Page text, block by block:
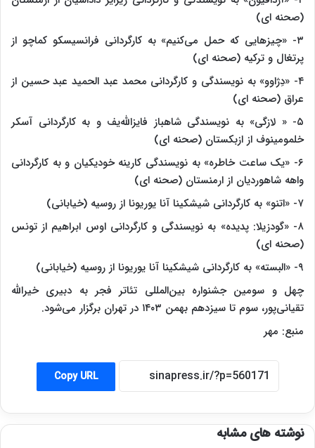
(صحنه ای)
۳- «چیزهایی که حمل می‌کنیم» به کارگردانی فرانسیسکو کماچو از
پرتغال و ترکیه (صحنه ای)
۴- «دِژاوو» به نویسندگی و کارگردانی محمد عبد الحمید عبد حسین از
عراق (صحنه ای)
۵- « لازگی» به نویسندگی شاهباز فایزالله‌یف و به کارگردانی آسکر
خلمومینوف از ازبکستان (صحنه ای)
۶- «یک ساعت خاطره» به نویسندگی کارینه خودیکیان و به کارگردانی
واهه شاهوردیان از ارمنستان (صحنه ای)
۷-‌ «اتنو» به کارگردانی شیشکینا آنا یوریونا از روسیه (خیابانی)
۸- «گودزیلا: پدیده» به نویسندگی و کارگردانی اوس ابراهیم از تونس
(صحنه ای)
۹- «البسته» به کارگردانی شیشکینا آنا یوریونا از روسیه (خیابانی)
چهل و سومین جشنواره بین‌المللی تئاتر فجر به دبیری خیرالله
تقیانی‌پور، سوم تا سیزدهم بهمن ۱۴۰۳ در تهران برگزار می‌شود.
منبع: مهر
Copy URL
نوشته های مشابه